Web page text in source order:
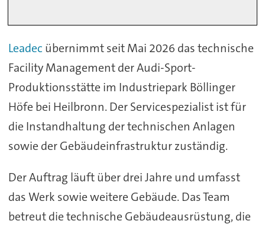
Leadec übernimmt seit Mai 2026 das technische
Facility Management der Audi-Sport-
Produktionsstätte im Industriepark Böllinger
Höfe bei Heilbronn. Der Servicespezialist ist für
die Instandhaltung der technischen Anlagen
sowie der Gebäudeinfrastruktur zuständig.
Der Auftrag läuft über drei Jahre und umfasst
das Werk sowie weitere Gebäude. Das Team
betreut die technische Gebäudeausrüstung, die